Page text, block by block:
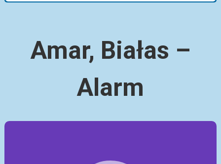
Amar, Białas –
Alarm